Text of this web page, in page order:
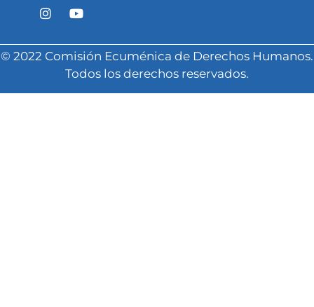
© 2022 Comisión Ecuménica de Derechos Humanos.
Todos los derechos reservados.